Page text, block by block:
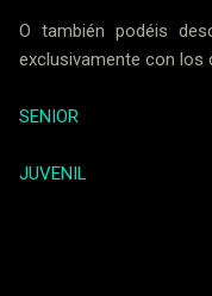
O también podéis
exclusivamente con los
SENIOR
JUVENIL